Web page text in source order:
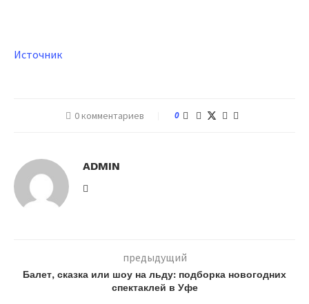
Источник
0 комментариев 0
ADMIN
предыдущий
Балет, сказка или шоу на льду: подборка новогодних
спектаклей в Уфе